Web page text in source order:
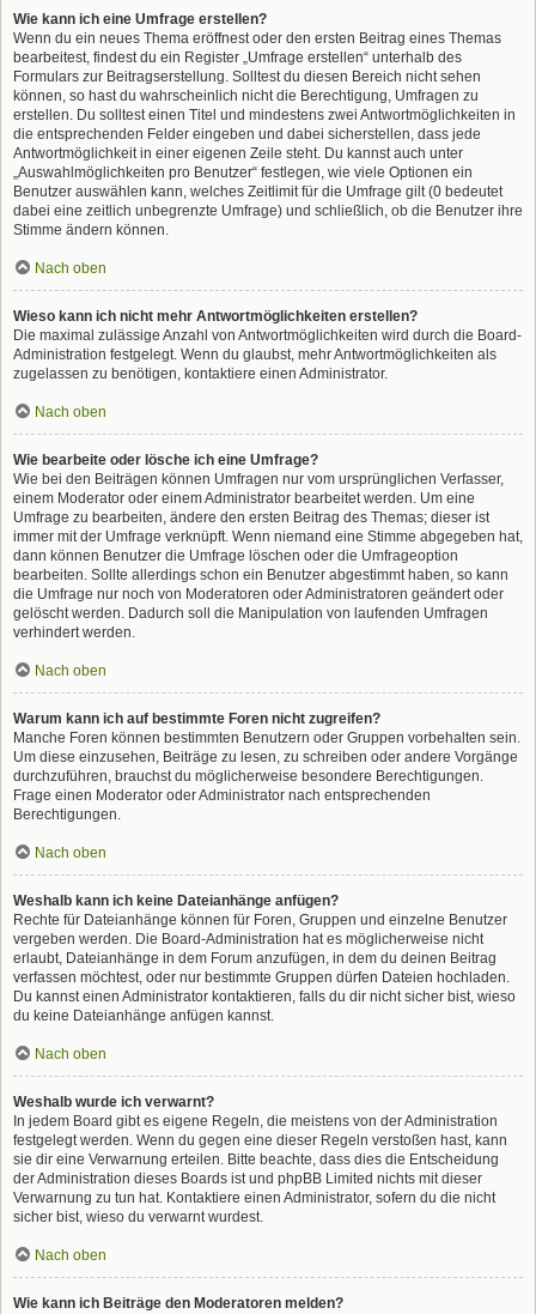
Wie kann ich eine Umfrage erstellen?
Wenn du ein neues Thema eröffnest oder den ersten Beitrag eines Themas
bearbeitest, findest du ein Register „Umfrage erstellen“ unterhalb des
Formulars zur Beitragserstellung. Solltest du diesen Bereich nicht sehen
können, so hast du wahrscheinlich nicht die Berechtigung, Umfragen zu
erstellen. Du solltest einen Titel und mindestens zwei Antwortmöglichkeiten in
die entsprechenden Felder eingeben und dabei sicherstellen, dass jede
Antwortmöglichkeit in einer eigenen Zeile steht. Du kannst auch unter
„Auswahlmöglichkeiten pro Benutzer“ festlegen, wie viele Optionen ein
Benutzer auswählen kann, welches Zeitlimit für die Umfrage gilt (0 bedeutet
dabei eine zeitlich unbegrenzte Umfrage) und schließlich, ob die Benutzer ihre
Stimme ändern können.
Nach oben
Wieso kann ich nicht mehr Antwortmöglichkeiten erstellen?
Die maximal zulässige Anzahl von Antwortmöglichkeiten wird durch die Board-
Administration festgelegt. Wenn du glaubst, mehr Antwortmöglichkeiten als
zugelassen zu benötigen, kontaktiere einen Administrator.
Nach oben
Wie bearbeite oder lösche ich eine Umfrage?
Wie bei den Beiträgen können Umfragen nur vom ursprünglichen Verfasser,
einem Moderator oder einem Administrator bearbeitet werden. Um eine
Umfrage zu bearbeiten, ändere den ersten Beitrag des Themas; dieser ist
immer mit der Umfrage verknüpft. Wenn niemand eine Stimme abgegeben hat,
dann können Benutzer die Umfrage löschen oder die Umfrageoption
bearbeiten. Sollte allerdings schon ein Benutzer abgestimmt haben, so kann
die Umfrage nur noch von Moderatoren oder Administratoren geändert oder
gelöscht werden. Dadurch soll die Manipulation von laufenden Umfragen
verhindert werden.
Nach oben
Warum kann ich auf bestimmte Foren nicht zugreifen?
Manche Foren können bestimmten Benutzern oder Gruppen vorbehalten sein.
Um diese einzusehen, Beiträge zu lesen, zu schreiben oder andere Vorgänge
durchzuführen, brauchst du möglicherweise besondere Berechtigungen.
Frage einen Moderator oder Administrator nach entsprechenden
Berechtigungen.
Nach oben
Weshalb kann ich keine Dateianhänge anfügen?
Rechte für Dateianhänge können für Foren, Gruppen und einzelne Benutzer
vergeben werden. Die Board-Administration hat es möglicherweise nicht
erlaubt, Dateianhänge in dem Forum anzufügen, in dem du deinen Beitrag
verfassen möchtest, oder nur bestimmte Gruppen dürfen Dateien hochladen.
Du kannst einen Administrator kontaktieren, falls du dir nicht sicher bist, wieso
du keine Dateianhänge anfügen kannst.
Nach oben
Weshalb wurde ich verwarnt?
In jedem Board gibt es eigene Regeln, die meistens von der Administration
festgelegt werden. Wenn du gegen eine dieser Regeln verstoßen hast, kann
sie dir eine Verwarnung erteilen. Bitte beachte, dass dies die Entscheidung
der Administration dieses Boards ist und phpBB Limited nichts mit dieser
Verwarnung zu tun hat. Kontaktiere einen Administrator, sofern du die nicht
sicher bist, wieso du verwarnt wurdest.
Nach oben
Wie kann ich Beiträge den Moderatoren melden?